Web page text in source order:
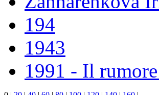
194
1943
1991 - Il